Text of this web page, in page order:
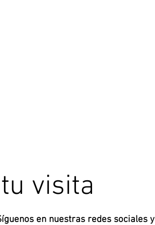
visita
en nuestras redes sociales y